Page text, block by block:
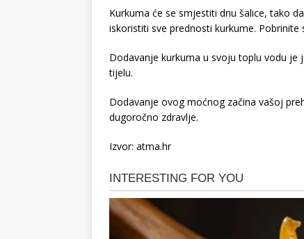
Kurkuma će se smjestiti dnu šalice, tako
iskoristiti sve prednosti kurkume.
Dodavanje kurkuma u svoju toplu vodu
tijelu.
Dodavanje ovog moćnog začina vašoj
dugoročno zdravlje.
Izvor: atma.hr